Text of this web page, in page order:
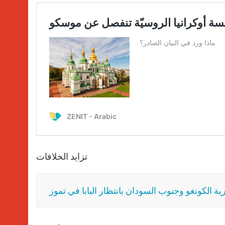
تزايد الخلافات
الكونغو وجنوب السودان بانتظار البابا في تموز